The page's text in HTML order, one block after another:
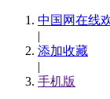
中国网在线
|
添加收藏
|
手机版